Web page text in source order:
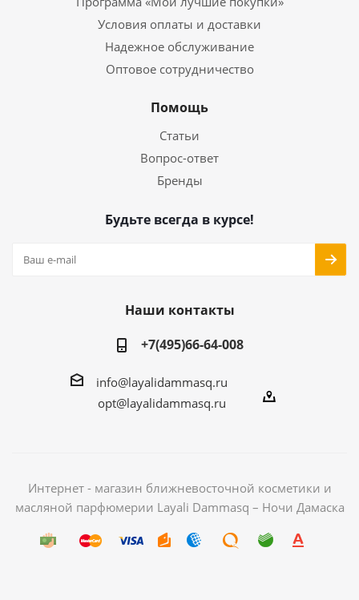
Условия оплаты и доставки
Надежное обслуживание
Оптовое сотрудничество
Помощь
Статьи
Вопрос-ответ
Бренды
Будьте всегда в курсе!
Наши контакты
+7(495)66-64-008
info@layalidammasq.ru
opt@layalidammasq.ru
Интернет - магазин ближневосточной косметики и
масляной парфюмерии Layali Dammasq – Ночи Дамаска